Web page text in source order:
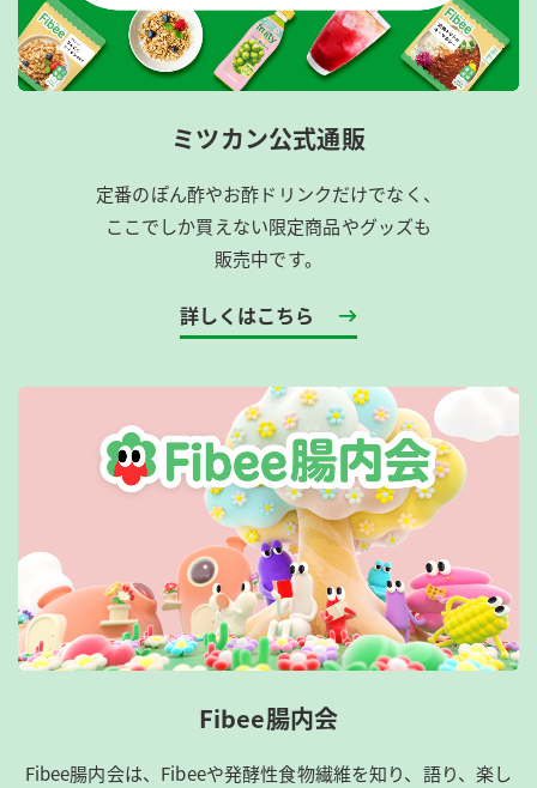
ミツカン公式通販
定番のぽん酢やお酢ドリンクだけでなく、
ここでしか買えない限定商品やグッズも
販売中です。
詳しくはこちら
Fibee腸内会
Fibee腸内会は、​Fibeeや発酵性食物繊維を知り、語り、楽し